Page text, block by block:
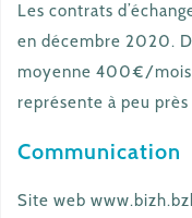
Les contrats
en décembre 2020.
moyenne 400€/mois
représente à peu
Communication
Site web